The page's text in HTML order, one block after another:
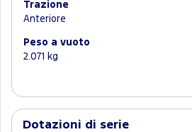
Trazione
Anteriore
Peso a vuoto
2.071 kg
Dotazioni di serie